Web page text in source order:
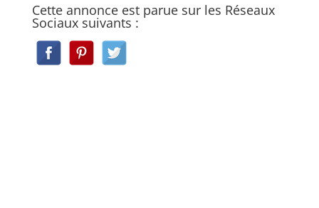
Cette annonce est parue sur les Réseaux
Sociaux suivants :